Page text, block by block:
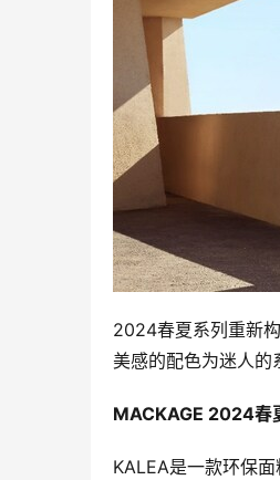
2024春夏系列重新
美感的配色为迷人的
MACKAGE 2024春
KALEA是一款环保